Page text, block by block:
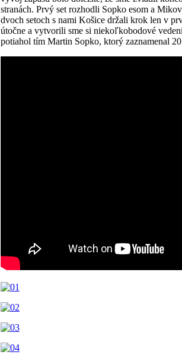
stranách. Prvý set rozhodli Sopko esom a
dvoch setoch s nami Košice držali krok len v
útočne a vytvorili sme si niekoľkobodové
potiahol tím Martin Sopko, ktorý zaznamenal